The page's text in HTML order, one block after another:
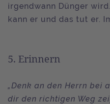
irgendwann Dünger
kann er und das tut er.
5. Erinnern
„Denk an den Herrn bei
dir den richtigen Weg